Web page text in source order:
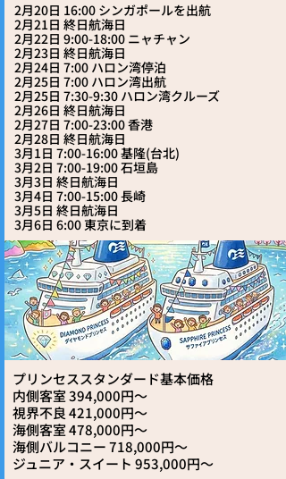
2月20日 16:00 シンガポールを出航
2月21日 終日航海日
2月22日 9:00-18:00 ニャチャン
2月23日 終日航海日
2月24日 7:00 ハロン湾停泊
2月25日 7:00 ハロン湾出航
2月25日 7:30-9:30 ハロン湾クルーズ
2月26日 終日航海日
2月27日 7:00-23:00 香港
2月28日 終日航海日
3月1日 7:00-16:00 基隆(台北)
3月2日 7:00-19:00 石垣島
3月3日 終日航海日
3月4日 7:00-15:00 長崎
3月5日 終日航海日
3月6日 6:00 東京に到着
プリンセススタンダード基本価格
内側客室 394,000円～
視界不良 421,000円～
海側客室 478,000円～
海側バルコニー 718,000円～
ジュニア・スイート 953,000円～